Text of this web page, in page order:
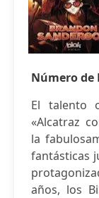
Número de
El talento
«Alcatraz
la
fantásticas
años, los